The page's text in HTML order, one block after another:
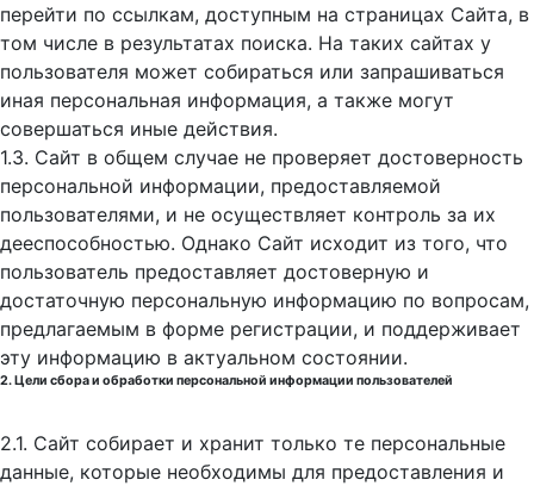
перейти по ссылкам, доступным на страницах Сайта, в
том числе в результатах поиска. На таких сайтах у
пользователя может собираться или запрашиваться
иная персональная информация, а также могут
совершаться иные действия.
1.3. Сайт в общем случае не проверяет достоверность
персональной информации, предоставляемой
пользователями, и не осуществляет контроль за их
дееспособностью. Однако Сайт исходит из того, что
пользователь предоставляет достоверную и
достаточную персональную информацию по вопросам,
предлагаемым в форме регистрации, и поддерживает
эту информацию в актуальном состоянии.
2. Цели сбора и обработки персональной информации пользователей
2.1. Сайт собирает и хранит только те персональные
данные, которые необходимы для предоставления и